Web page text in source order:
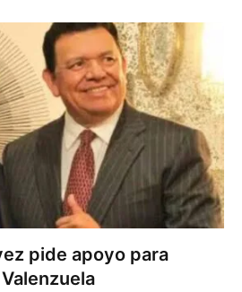
pide apoyo para